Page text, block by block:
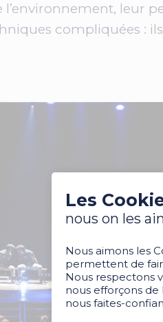
Les
nous on les
Nous aimons les
permettent de
Nous respectons
nous efforçons de
nous faites-
leur
compliquées :